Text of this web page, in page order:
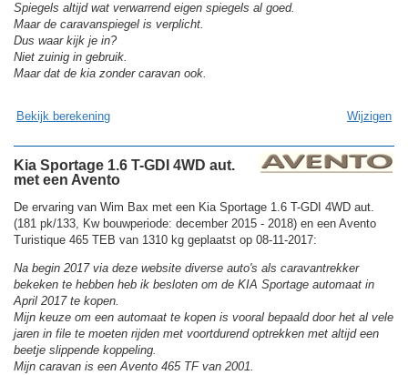
Spiegels altijd wat verwarrend eigen spiegels al goed.
Maar de caravanspiegel is verplicht.
Dus waar kijk je in?
Niet zuinig in gebruik.
Maar dat de kia zonder caravan ook.
Bekijk berekening Wijzigen
Kia Sportage 1.6 T-GDI 4WD aut.
met een Avento
De ervaring van Wim Bax met een Kia Sportage 1.6 T-GDI 4WD aut.
(181 pk/133, Kw bouwperiode: december 2015 - 2018) en een Avento
Turistique 465 TEB van 1310 kg geplaatst op 08-11-2017:
Na begin 2017 via deze website diverse auto's als caravantrekker
bekeken te hebben heb ik besloten om de KIA Sportage automaat in
April 2017 te kopen.
Mijn keuze om een automaat te kopen is vooral bepaald door het al vele
jaren in file te moeten rijden met voortdurend optrekken met altijd een
beetje slippende koppeling.
Mijn caravan is een Avento 465 TF van 2001.